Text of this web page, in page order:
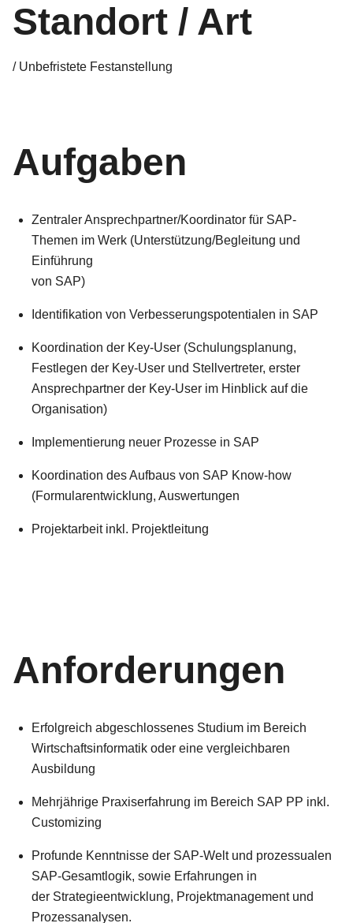
Standort / Art
/ Unbefristete Festanstellung
Aufgaben
Zentraler Ansprechpartner/Koordinator für SAP-
Themen im Werk (Unterstützung/Begleitung und
Einführung
von SAP)
Identifikation von Verbesserungspotentialen in SAP
Koordination der Key-User (Schulungsplanung,
Festlegen der Key-User und Stellvertreter, erster
Ansprechpartner der Key-User im Hinblick auf die
Organisation)
Implementierung neuer Prozesse in SAP
Koordination des Aufbaus von SAP Know-how
(Formularentwicklung, Auswertungen
Projektarbeit inkl. Projektleitung
Anforderungen
Erfolgreich abgeschlossenes Studium im Bereich
Wirtschaftsinformatik oder eine vergleichbaren
Ausbildung
Mehrjährige Praxiserfahrung im Bereich SAP PP inkl.
Customizing
Profunde Kenntnisse der SAP-Welt und prozessualen
SAP-Gesamtlogik, sowie Erfahrungen in
der Strategieentwicklung, Projektmanagement und
Prozessanalysen.